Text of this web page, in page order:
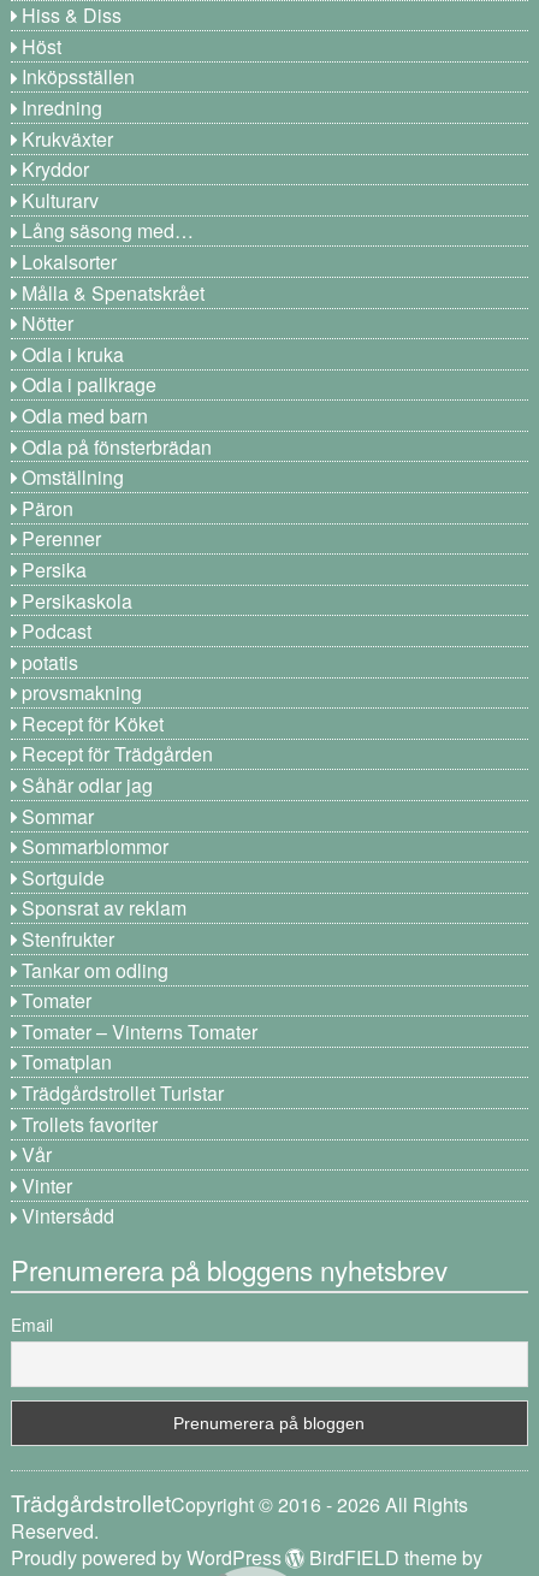
Hiss & Diss
Höst
Inköpsställen
Inredning
Krukväxter
Kryddor
Kulturarv
Lång säsong med…
Lokalsorter
Målla & Spenatskrået
Nötter
Odla i kruka
Odla i pallkrage
Odla med barn
Odla på fönsterbrädan
Omställning
Päron
Perenner
Persika
Persikaskola
Podcast
potatis
provsmakning
Recept för Köket
Recept för Trädgården
Såhär odlar jag
Sommar
Sommarblommor
Sortguide
Sponsrat av reklam
Stenfrukter
Tankar om odling
Tomater
Tomater – Vinterns Tomater
Tomatplan
Trädgårdstrollet Turistar
Trollets favoriter
Vår
Vinter
Vintersådd
Prenumerera på bloggens nyhetsbrev
Email
TrädgårdstrolletCopyright © 2016 - 2026 All Rights
Reserved.
Proudly powered by WordPress
BirdFIELD theme by